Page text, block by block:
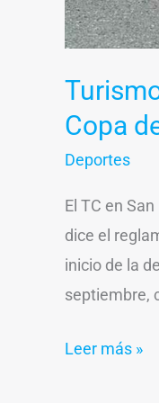
Copa
Deportes
El TC en
dice el
inicio de la
septiembre,
al
campeón
TC
Leer más »